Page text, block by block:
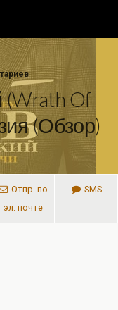
(Wrath Of
(обзор)
Отпр. по
эл. почте
SMS